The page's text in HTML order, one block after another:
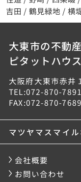
吉田 / 鶴見緑地 / 横
大東市の不動
ピタットハウ
大阪府大東市赤井
TEL:072-870-7891
FAX:072-870-7689
マツヤマスマイ
会社概要
お問い合わせ